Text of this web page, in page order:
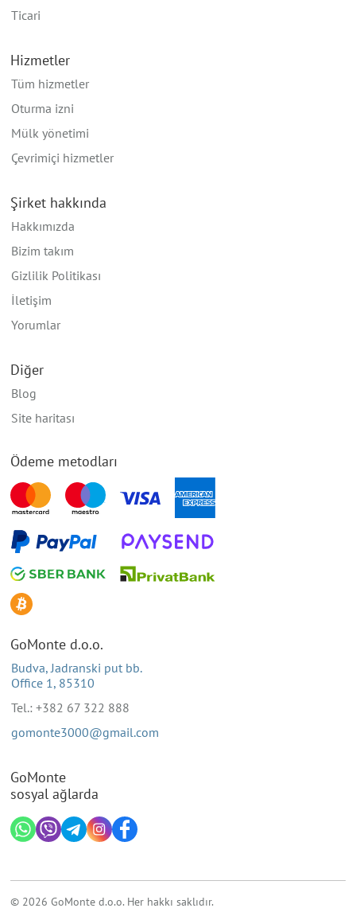
Ticari
Hizmetler
Tüm hizmetler
Oturma izni
Mülk yönetimi
Çevrimiçi hizmetler
Şirket hakkında
Hakkımızda
Bizim takım
Gizlilik Politikası
İletişim
Yorumlar
Diğer
Blog
Site haritası
Ödeme metodları
GoMonte d.o.o.
Budva, Jadranski put bb.
Office 1, 85310
Tel.: +382 67 322 888
gomonte3000@gmail.com
GoMonte
sosyal ağlarda
© 2026 GoMonte d.o.o. Her hakkı saklıdır.